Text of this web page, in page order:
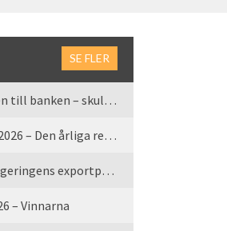
SE FLER
Fares skrattar hela vägen till banken – skulle vi tro
Games Made in Sweden 2026 – Den årliga rean är tillbaka
Hazelight Studios får regeringens exportpris 2025
– Vinnarna